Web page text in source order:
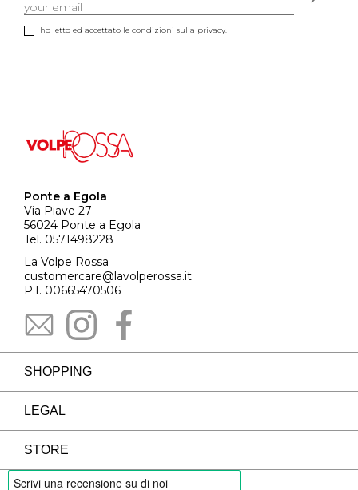
ho letto ed accettato le condizioni sulla privacy.
Ponte a Egola
Via Piave 27
56024 Ponte a Egola
Tel. 0571498228
La Volpe Rossa
customercare@lavolperossa.it
P.I. 00665470506
SHOPPING
LEGAL
STORE